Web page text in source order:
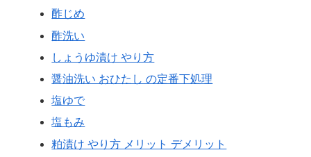
酢じめ
酢洗い
しょうゆ漬け やり方
醤油洗い おひたし の定番下処理
塩ゆで
塩もみ
粕漬け やり方 メリット デメリット